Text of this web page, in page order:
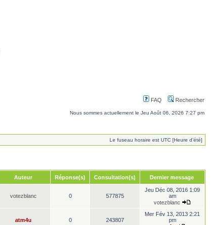
FAQ Rechercher
Nous sommes actuellement le Jeu Août 06, 2026 7:27 pm
Le fuseau horaire est UTC [Heure d’été]
Auteur Réponse(s) Consultation(s) Dernier message
votezblanc 0 577875
Jeu Déc 08, 2016 1:09
am
votezblanc
atm4u 0 243807
Mer Fév 13, 2013 2:21
pm